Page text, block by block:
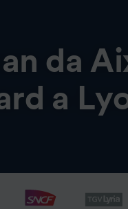
da
a